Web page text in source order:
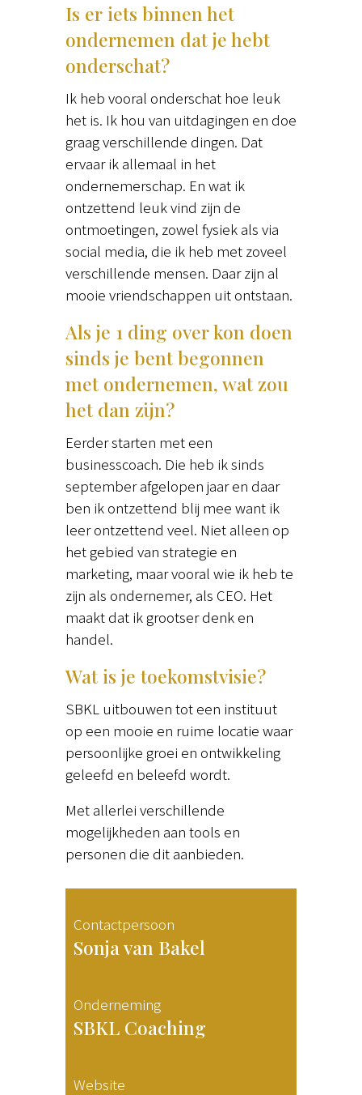
Is er iets binnen het
ondernemen dat je hebt
onderschat?
Ik heb vooral onderschat hoe leuk
het is. Ik hou van uitdagingen en doe
graag verschillende dingen. Dat
ervaar ik allemaal in het
ondernemerschap. En wat ik
ontzettend leuk vind zijn de
ontmoetingen, zowel fysiek als via
social media, die ik heb met zoveel
verschillende mensen. Daar zijn al
mooie vriendschappen uit ontstaan.
Als je 1 ding over kon doen
sinds je bent begonnen
met ondernemen, wat zou
het dan zijn?
Eerder starten met een
businesscoach. Die heb ik sinds
september afgelopen jaar en daar
ben ik ontzettend blij mee want ik
leer ontzettend veel. Niet alleen op
het gebied van strategie en
marketing, maar vooral wie ik heb te
zijn als ondernemer, als CEO. Het
maakt dat ik grootser denk en
handel.
Wat is je toekomstvisie?
SBKL uitbouwen tot een instituut
op een mooie en ruime locatie waar
persoonlijke groei en ontwikkeling
geleefd en beleefd wordt.
Met allerlei verschillende
mogelijkheden aan tools en
personen die dit aanbieden.
Contactpersoon
Sonja van Bakel
Onderneming
SBKL Coaching
Website